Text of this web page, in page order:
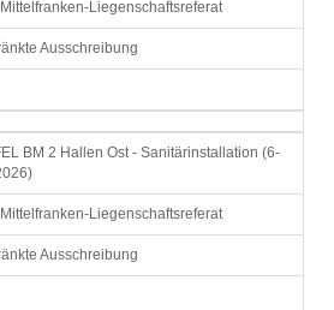
Liegenschaftsreferat
Ausschreibung
BM 2 Hallen Ost - Sanitärinstallation (6-
Liegenschaftsreferat
Ausschreibung